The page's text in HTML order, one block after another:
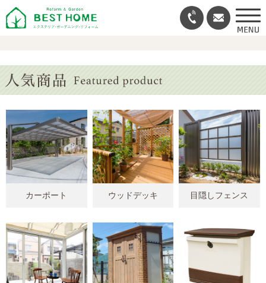
カーポート ウッドデッキ 目隠しフェンス